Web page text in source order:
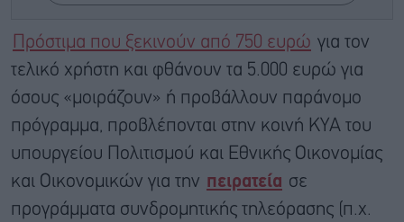
Πρόστιμα που ξεκινούν από 750 ευρώ για τον
τελικό χρήστη και φθάνουν τα 5.000 ευρώ για
όσους «μοιράζουν» ή προβάλλουν παράνομο
πρόγραμμα, προβλέπονται στην κοινή ΚΥΑ του
υπουργείου Πολιτισμού και Εθνικής Οικονομίας
και Οικονομικών για την πειρατεία σε
προγράμματα συνδρομητικής τηλεόρασης (π.χ.